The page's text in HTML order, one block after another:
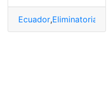
Ecuador,Eliminatorias